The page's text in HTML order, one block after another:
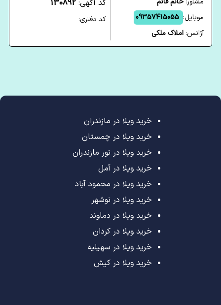
موبایل: 09357415055
آژانس:املاک ملکی
کد آگهی: 130892
کد دفتری:
خرید ویلا در مازندران
خرید ویلا در چمستان
خرید ویلا در نور مازندران
خرید ویلا در آمل
خرید ویلا در محمود آباد
خرید ویلا در نوشهر
خرید ویلا در دماوند
خرید ویلا در کردان
خرید ویلا در سهیلیه
خرید ویلا در کیش